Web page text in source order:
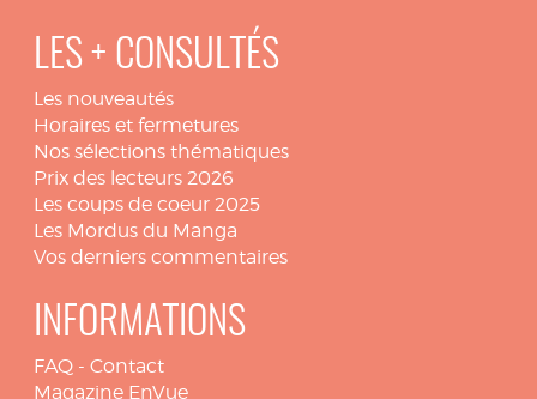
LES + CONSULTÉS
Les nouveautés
Horaires et fermetures
Nos sélections thématiques
Prix des lecteurs 2026
Les coups de coeur 2025
Les Mordus du Manga
Vos derniers commentaires
INFORMATIONS
FAQ - Contact
Magazine EnVue